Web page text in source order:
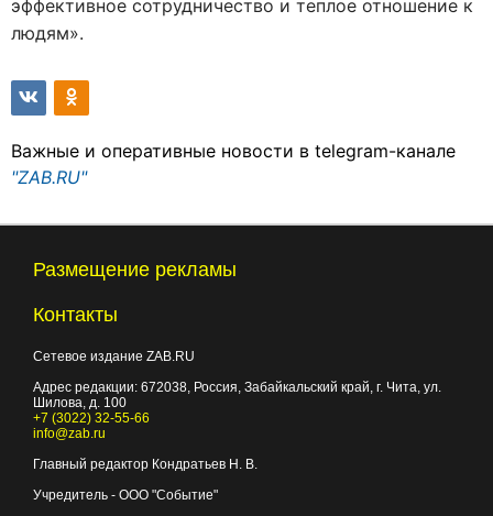
эффективное сотрудничество и теплое отношение к
людям».
Важные и оперативные новости в telegram-канале
"ZAB.RU"
Размещение рекламы
Контакты
Сетевое издание ZAB.RU
Адрес редакции: 672038, Россия, Забайкальский край, г. Чита, ул.
Шилова, д. 100
+7 (3022) 32-55-66
info@zab.ru
Главный редактор Кондратьев Н. В.
Учредитель - ООО "Событие"